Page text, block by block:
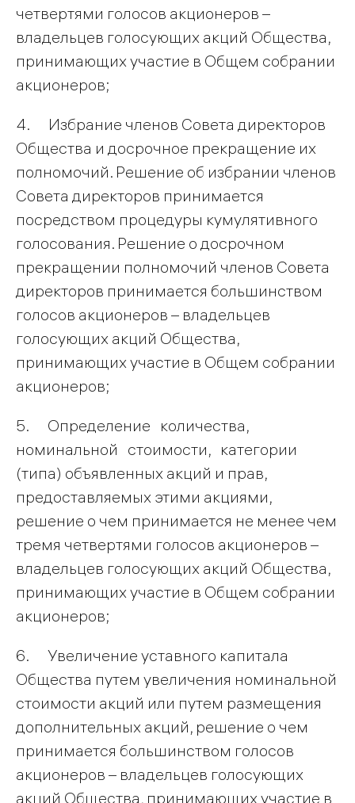
четвертями голосов акционеров –
владельцев голосующих акций Общества,
принимающих участие в Общем собрании
акционеров;
4. Избрание членов Совета директоров
Общества и досрочное прекращение их
полномочий. Решение об избрании членов
Совета директоров принимается
посредством процедуры кумулятивного
голосования. Решение о досрочном
прекращении полномочий членов Совета
директоров принимается большинством
голосов акционеров – владельцев
голосующих акций Общества,
принимающих участие в Общем собрании
акционеров;
5. Определение количества,
номинальной стоимости, категории
(типа) объявленных акций и прав,
предоставляемых этими акциями,
решение о чем принимается не менее чем
тремя четвертями голосов акционеров –
владельцев голосующих акций Общества,
принимающих участие в Общем собрании
акционеров;
6. Увеличение уставного капитала
Общества путем увеличения номинальной
стоимости акций или путем размещения
дополнительных акций, решение о чем
принимается большинством голосов
акционеров – владельцев голосующих
акций Общества, принимающих участие в